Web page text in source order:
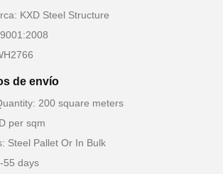
KXD Steel Structure
de envío
200 square meters
per sqm
Steel Pallet Or In Bulk
55 days